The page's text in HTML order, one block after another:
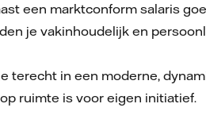
een marktconform salaris
je vakinhoudelijk en
terecht in een moderne,
ruimte is voor eigen initiatief.